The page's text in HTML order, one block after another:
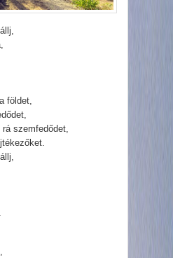
földet,
szemfedődet,